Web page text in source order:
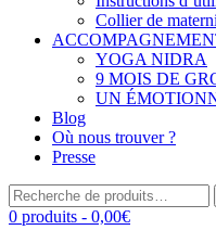
Collier de
YOGA NIDRA
9 MOIS DE
UN
Blog
Où nous trouver ?
Presse
Recherche
pour :
0 produits - 0,00€